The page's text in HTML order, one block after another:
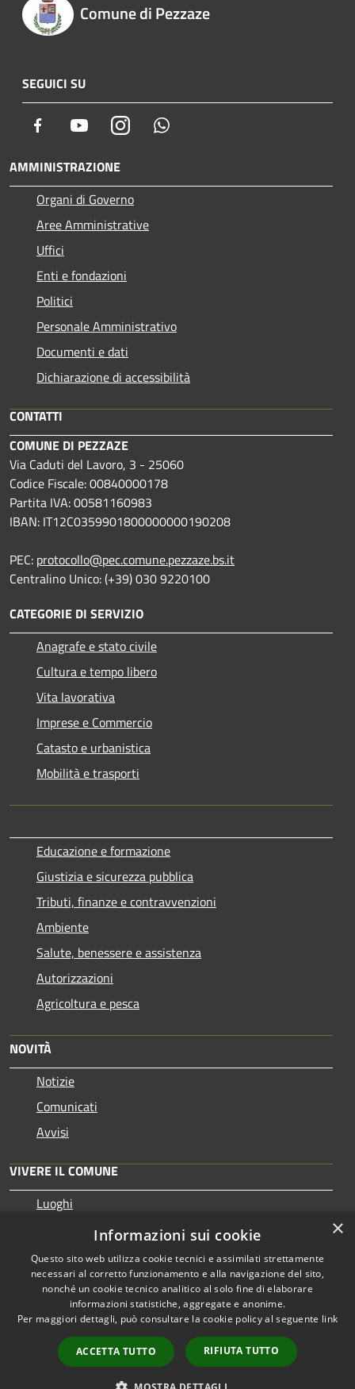
Comune di Pezzaze
SEGUICI SU
Facebook YoutubeInstagram
AMMINISTRAZIONE
Organi di Governo
Aree Amministrative
Uffici
Enti e fondazioni
Politici
Personale Amministrativo
Documenti e dati
Dichiarazione di accessibilità
CONTATTI
COMUNE DI PEZZAZE
Via Caduti del Lavoro, 3 - 25060
Codice Fiscale: 00840000178
Partita IVA: 00581160983
IBAN: IT12C0359901800000000190208
PEC: protocollo@pec.comune.pezzaze.bs.it
Centralino Unico: (+39) 030 9220100
CATEGORIE DI SERVIZIO
Anagrafe e stato civile
Cultura e tempo libero
Vita lavorativa
Imprese e Commercio
Catasto e urbanistica
Mobilità e trasporti
Educazione e formazione
Giustizia e sicurezza pubblica
Tributi, finanze e contravvenzioni
Ambiente
Salute, benessere e assistenza
Autorizzazioni
Agricoltura e pesca
NOVITÀ
Notizie
Comunicati
Avvisi
VIVERE IL COMUNE
Luoghi
Accessibilità
Copyright © 2026 • Comune di
Pezzaze • Powered by
Municipium•
Accesso
redazione
×
Informazioni sui cookie
Questo sito web utilizza cookie tecnici e assimilati strettamente
necessari al corretto funzionamento e alla navigazione del sito,
nonché un cookie tecnico analitico al solo fine di elaborare
informazioni statistiche, aggregate e anonime.
Per maggiori dettagli, può consultare la cookie policy al seguente link
ACCETTA TUTTO RIFIUTA TUTTO